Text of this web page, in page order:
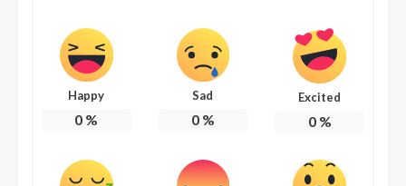
Happy
0 %
Sad
0%
Excited
0%